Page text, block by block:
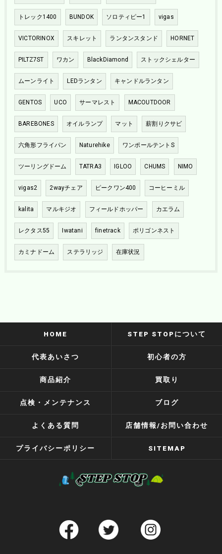
トレック1400 BUNDOK ソロティピー1 vigas
VICTORINOX スキレット ランタンスタンド HORNET
PILTZ7ST ワカン BlackDiamond ストックシェルター
ムーンライト LEDランタン キャンドルランタン
GENTOS UCO サーマレスト MACOUTDOOR
BAREBONES オイルランプ マット 薪割りクサビ
六角形フライパン Naturehike ワンポールテントS
ツーリングドーム TATRA3 IGLOO CHUMS NIMO
vigas2 2wayチェア ピークワン400 コーヒーミル
kalita マルキジオ フィールドホッパー カエラム
レクタス55 Iwatani finetrack ポリゴンネスト
カミナドーム ステラリッジ 在庫状況
HOME STEP STOPについて
代表あいさつ 初心者の方
商品紹介 買取り
点検・メンテナンス ブログ
よくある質問 店舗情報/お問い合わせ
プライバシーポリシー SITEMAP